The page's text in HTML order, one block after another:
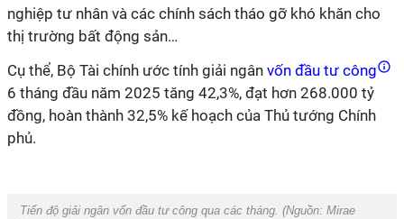
nghiệp tư nhân và các chính sách tháo gỡ khó khăn cho
thị trường bất động sản…
Cụ thể, Bộ Tài chính ước tính giải ngân vốn đầu tư công
6 tháng đầu năm 2025 tăng 42,3%, đạt hơn 268.000 tỷ
đồng, hoàn thành 32,5% kế hoạch của Thủ tướng Chính
phủ.
Tiến độ giải ngân vốn đầu tư công qua các tháng. (Nguồn: Mirae